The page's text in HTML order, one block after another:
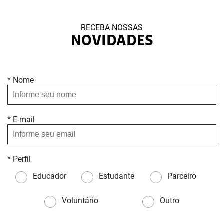
RECEBA NOSSAS
NOVIDADES
* Nome
* E-mail
* Perfil
Educador
Estudante Parceiro
Voluntário Outro